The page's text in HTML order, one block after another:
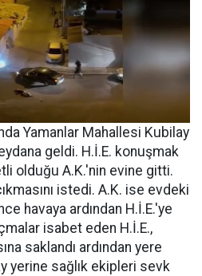
Yamanlar Mahallesi Kubilay
geldi. H.İ.E. konuşmak
olduğu A.K.'nin evine gitti.
istedi. A.K. ise evdeki
havaya ardından H.İ.E.'ye
isabet eden H.İ.E.,
saklandı ardından yere
yerine sağlık ekipleri sevk